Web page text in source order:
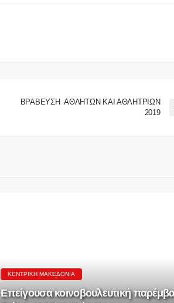
ΒΡΑΒΕΥΣΗ ΑΘΛΗΤΩΝ ΚΑΙ ΑΘΛΗΤΡΙΩΝ
2019
ΚΕΝΤΡΙΚΉ ΜΑΚΕΔΟΝΊΑ
Επείγουσα κοινοβουλευτική